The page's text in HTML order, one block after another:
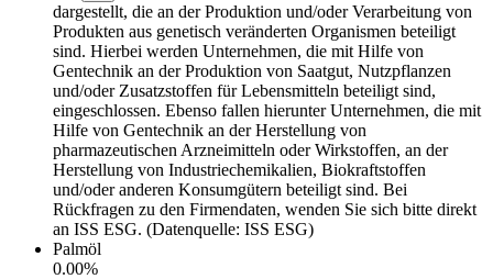
dargestellt, die an der Produktion und/oder Verarbeitung von
Produkten aus genetisch veränderten Organismen beteiligt
sind. Hierbei werden Unternehmen, die mit Hilfe von
Gentechnik an der Produktion von Saatgut, Nutzpflanzen
und/oder Zusatzstoffen für Lebensmitteln beteiligt sind,
eingeschlossen. Ebenso fallen hierunter Unternehmen, die mit
Hilfe von Gentechnik an der Herstellung von
pharmazeutischen Arzneimitteln oder Wirkstoffen, an der
Herstellung von Industriechemikalien, Biokraftstoffen
und/oder anderen Konsumgütern beteiligt sind. Bei
Rückfragen zu den Firmendaten, wenden Sie sich bitte direkt
an ISS ESG. (Datenquelle: ISS ESG)
Palmöl
0.00%